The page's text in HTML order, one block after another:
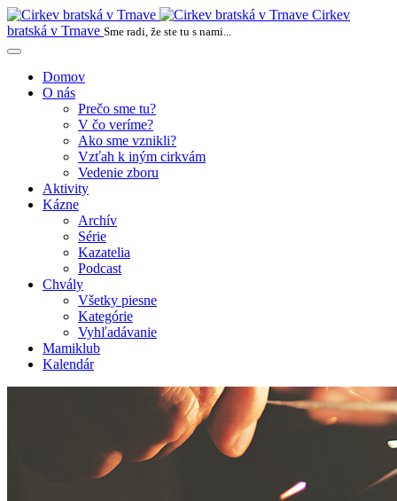
Cirkev
bratská v Trnave Sme radi, že ste tu s nami...
Domov
O nás
Prečo sme tu?
V čo veríme?
Ako sme vznikli?
Vzťah k iným cirkvám
Vedenie zboru
Aktivity
Kázne
Archív
Série
Kazatelia
Podcast
Chvály
Všetky piesne
Kategórie
Vyhľadávanie
Mamiklub
Kalendár